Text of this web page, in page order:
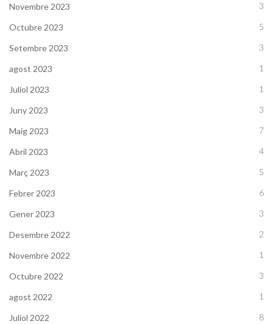
Novembre 2023 3
Octubre 2023 5
Setembre 2023 3
agost 2023 1
Juliol 2023 1
Juny 2023 3
Maig 2023 7
Abril 2023 4
Març 2023 5
Febrer 2023 6
Gener 2023 3
Desembre 2022 2
Novembre 2022 1
Octubre 2022 3
agost 2022 1
Juliol 2022 8